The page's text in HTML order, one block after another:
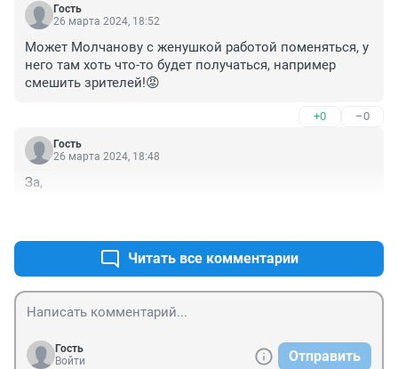
Гость
26 марта 2024, 18:52
Может Молчанову с женушкой работой поменяться, у
него там хоть что-то будет получаться, например
смешить зрителей!😡
+0 –0
Гость
26 марта 2024, 18:48
За,
Читать все комментарии
Гость
Войти
Отправить